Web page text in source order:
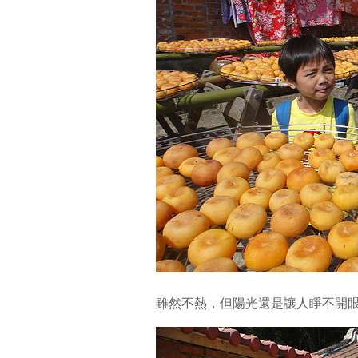
雖然不熱，但陽光還是讓人睜不開